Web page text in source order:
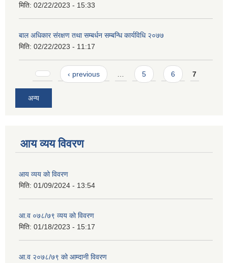
मिति: 02/22/2023 - 15:33
बाल अधिकार संरक्षण तथा सम्बर्धन सम्बन्धि कार्यविधि २०७७
मिति: 02/22/2023 - 11:17
Pages ‹ previous … 5 6 7
अन्य
आय व्यय विवरण
आय व्यय को विवरण
मिति: 01/09/2024 - 13:54
आ.व ०७८/७९ व्यय को विवरण
मिति: 01/18/2023 - 15:17
आ.व २०७८/७९ को आम्दानी विवरण